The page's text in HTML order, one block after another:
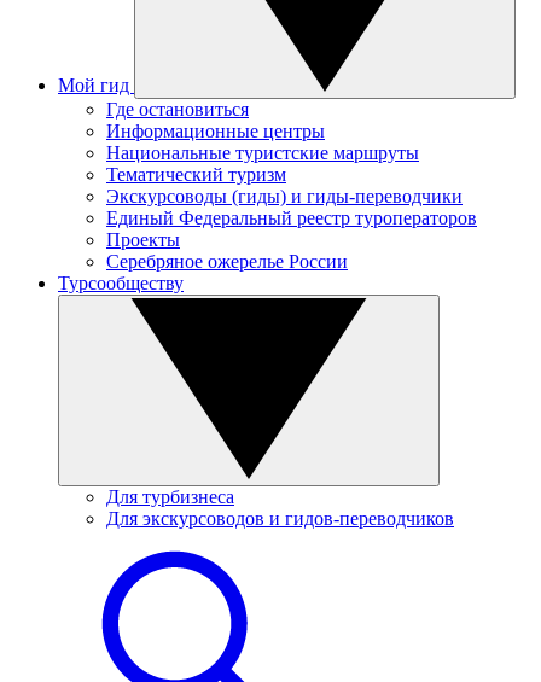
Мой гид
Где остановиться
Информационные центры
Национальные туристские маршруты
Тематический туризм
Экскурсоводы (гиды) и гиды-переводчики
Единый Федеральный реестр туроператоров
Проекты
Серебряное ожерелье России
Турсообществу
Для турбизнеса
Для экскурсоводов и гидов-переводчиков